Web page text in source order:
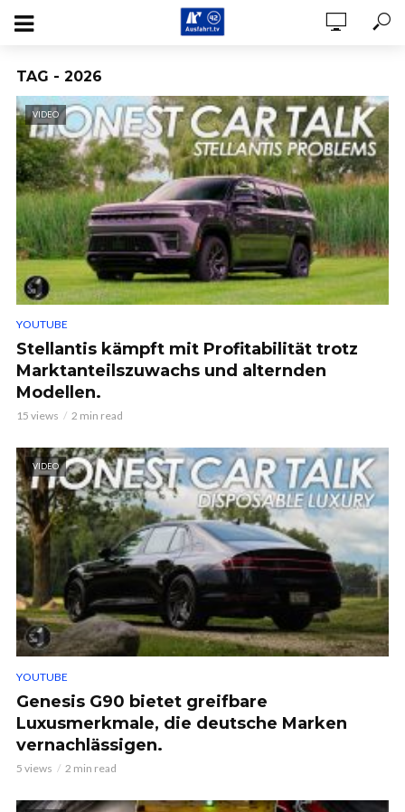
TAG - 2026
VIDEO
YOUTUBE
Stellantis kämpft mit Profitabilität trotz
Marktanteilszuwachs und alternden
Modellen.
15 views 2 min read
VIDEO
YOUTUBE
Genesis G90 bietet greifbare
Luxusmerkmale, die deutsche Marken
vernachlässigen.
5 views 2 min read